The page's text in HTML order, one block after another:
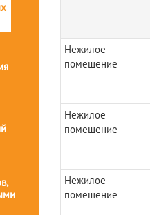
Нежилое
помещение
Нежилое
помещение
Нежилое
помещение